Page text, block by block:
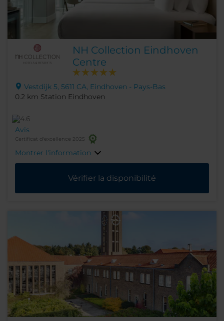
NH Collection Eindhoven
Centre
Vestdijk 5, 5611 CA, Eindhoven - Pays-Bas
0.2 km Station Eindhoven
Avis
Certificat d'excellence 2025
Montrer l'information
Vérifier la disponibilité